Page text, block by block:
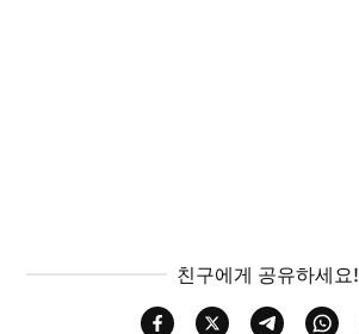
친구에게 공유하세요!